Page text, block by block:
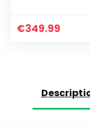
inklapbaar plat
€349.99